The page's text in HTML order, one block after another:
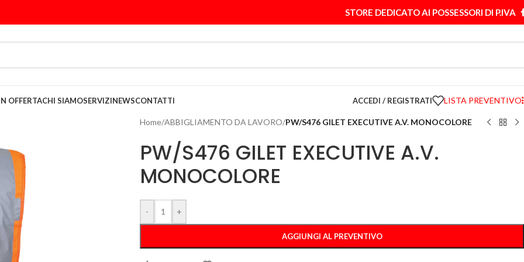
STORE DEDICATO AI POSSESSORI DI P.IVA
OFFERTACHI SIAMOSERVIZINEWSCONTATTI ACCEDI / REGISTRATI LISTA PREVENTIVO
Home/ABBIGLIAMENTO DA LAVORO/PW/S476 GILET EXECUTIVE A.V. MONOCOLORE
PW/S476 GILET EXECUTIVE A.V.
MONOCOLORE
- +
AGGIUNGI AL PREVENTIVO